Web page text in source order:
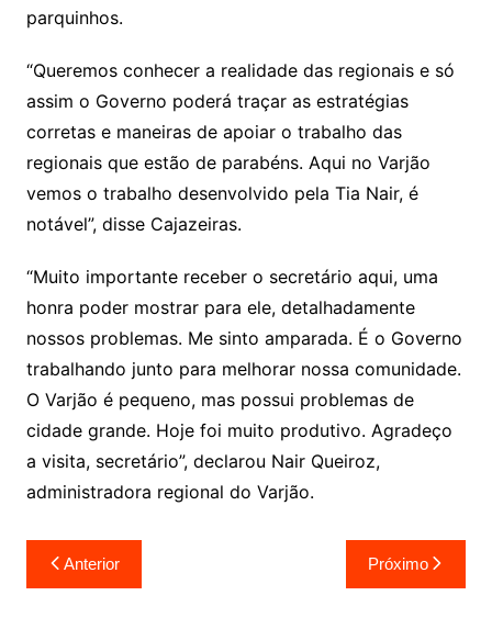
parquinhos.
“Queremos conhecer a realidade das regionais e só
assim o Governo poderá traçar as estratégias
corretas e maneiras de apoiar o trabalho das
regionais que estão de parabéns. Aqui no Varjão
vemos o trabalho desenvolvido pela Tia Nair, é
notável”, disse Cajazeiras.
“Muito importante receber o secretário aqui, uma
honra poder mostrar para ele, detalhadamente
nossos problemas. Me sinto amparada. É o Governo
trabalhando junto para melhorar nossa comunidade.
O Varjão é pequeno, mas possui problemas de
cidade grande. Hoje foi muito produtivo. Agradeço
a visita, secretário”, declarou Nair Queiroz,
administradora regional do Varjão.
Navegação
de
Anterior Próximo